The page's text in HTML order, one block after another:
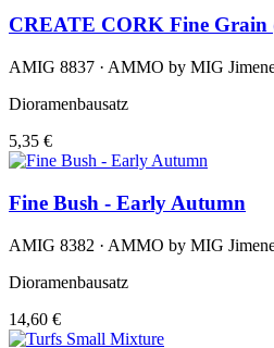
CREATE CORK Fine Grain
AMIG 8837 · AMMO by MIG
Dioramenbausatz
5,35 €
Fine Bush - Early Autumn
AMIG 8382 · AMMO by MIG
Dioramenbausatz
14,60 €